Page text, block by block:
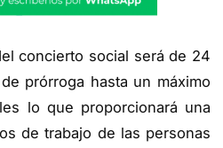
concierto social será de 24
prórroga hasta un máximo
lo que proporcionará una
de trabajo de las personas